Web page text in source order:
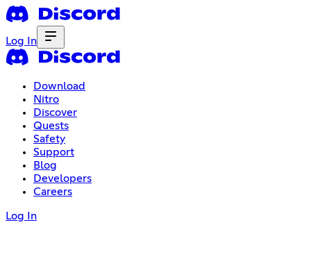
Log In
Download
Nitro
Discover
Quests
Safety
Support
Blog
Developers
Careers
Log In